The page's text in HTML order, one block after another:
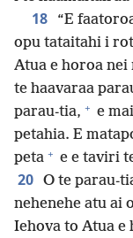
18 “E
opu tataitahi i
Atua e horoa nei
te haavaraa
parau-tia, + e
petahia. E
peta + e e taviri
20 O te parau-
nehenehe atu ai
Iehova to Atua e